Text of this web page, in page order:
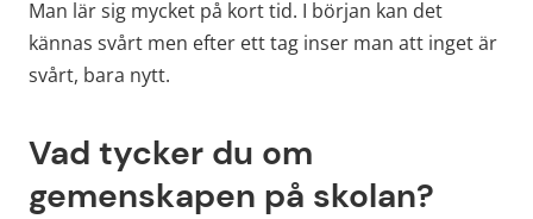
Man lär sig mycket på kort tid. I början kan det
kännas svårt men efter ett tag inser man att inget är
svårt, bara nytt.
Vad tycker du om
gemenskapen på skolan?